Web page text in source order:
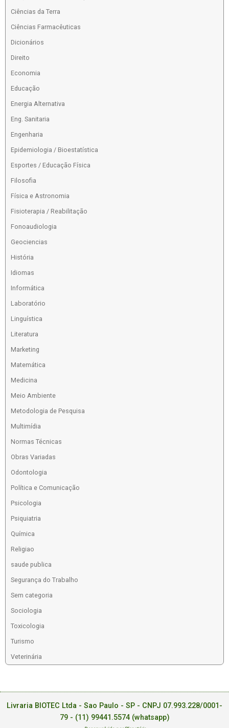
Ciências da Terra
Ciências Farmacêuticas
Dicionários
Direito
Economia
Educação
Energia Alternativa
Eng. Sanitaria
Engenharia
Epidemiologia / Bioestatística
Esportes / Educação Física
Filosofia
Física e Astronomia
Fisioterapia / Reabilitação
Fonoaudiologia
Geociencias
História
Idiomas
Informática
Laboratório
Linguística
Literatura
Marketing
Matemática
Medicina
Meio Ambiente
Metodologia de Pesquisa
Multimídia
Normas Técnicas
Obras Variadas
Odontologia
Política e Comunicação
Psicologia
Psiquiatria
Química
Religiao
saude publica
Segurança do Trabalho
Sem categoria
Sociologia
Toxicologia
Turismo
Veterinária
Livraria BIOTEC Ltda - Sao Paulo - SP - CNPJ 07.993.228/0001-
79 - (11) 99441.5574 (whatsapp)